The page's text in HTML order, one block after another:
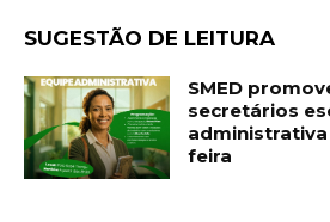
SUGESTÃO DE LEITURA
SMED
secretários
feira